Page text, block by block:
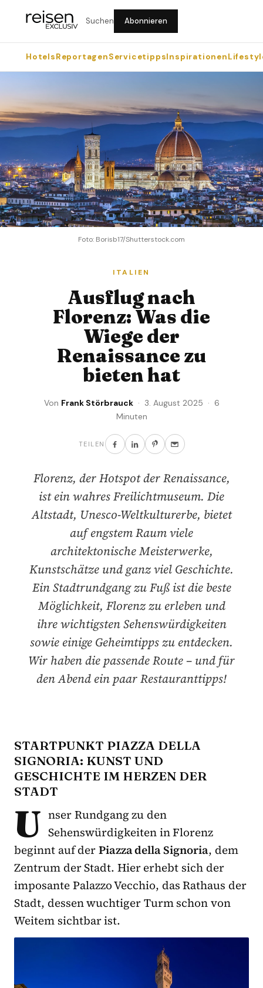
Suchen Abonnieren
HotelsReportagenServicetippsInspirationen
Foto: Borisb17/Shutterstock.com
ITALIEN
Ausflug nach
Florenz: Was die
Wiege der
Renaissance zu
bieten hat
Von Frank Störbrauck· 3. August 2025 · 6
Minuten
TEILEN
Florenz, der Hotspot der Renaissance,
ist ein wahres Freilichtmuseum. Die
Altstadt, Unesco-Weltkulturerbe, bietet
auf engstem Raum viele
architektonische Meisterwerke,
Kunstschätze und ganz viel Geschichte.
Ein Stadtrundgang zu Fuß ist die beste
Möglichkeit, Florenz zu erleben und
ihre wichtigsten Sehenswürdigkeiten
sowie einige Geheimtipps zu entdecken.
Wir haben die passende Route – und für
den Abend ein paar Restauranttipps!
STARTPUNKT PIAZZA DELLA
SIGNORIA: KUNST UND
GESCHICHTE IM HERZEN DER
STADT
U nser Rundgang zu den
Sehenswürdigkeiten in Florenz
beginnt auf derPiazza della Signoria, dem
Zentrum der Stadt. Hier erhebt sich der
imposante Palazzo Vecchio, das Rathaus der
Stadt, dessen wuchtiger Turm schon von
Weitem sichtbar ist.